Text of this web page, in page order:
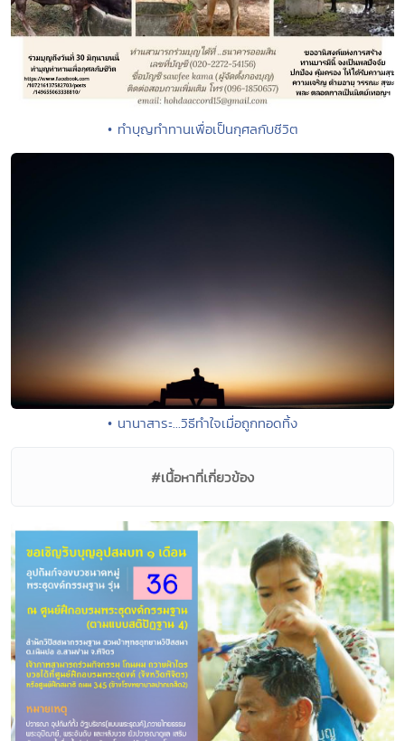
• ทำบุญทำทานเพื่อเป็นกุศลกับชีวิต
• นานาสาระ...วิธีทำใจเมื่อถูกทอดทิ้ง
#เนื้อหาที่เกี่ยวข้อง